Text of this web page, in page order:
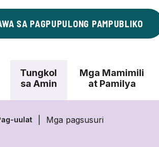
SA PAGPUPULONG PAMPUBLIKO
Tungkol
sa Amin
Mga Mamimili
at Pamilya
uulat Mga pagsusuri